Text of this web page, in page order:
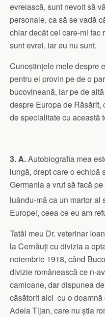
evreiască, sunt nevoit să
personale, ca să se vadă
chiar decât cei care-mi fac
sunt evrei, iar eu nu sunt.
Cunoștințele mele despre
pentru ei provin pe de o
bucovineană, iar pe de
despre Europa de
de specialitate cu această
3. A.Autobiografia mea
lungă, drept care o
Germania a vrut să facă
luându-mă ca un martor al
Europei, ceea ce eu am
Tatăl meu Dr. veterinar
la Cernăuți cu divizia a
noiembrie 1918, când
divizie românească ce n-
camioane, dar dispunea
căsătorit aici cu o
Adela Tijan, care nu știa